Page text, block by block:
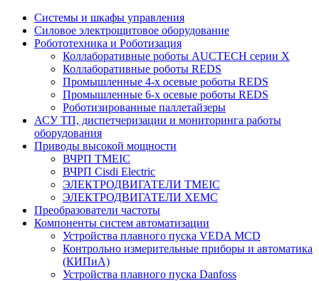
Системы и шкафы управления
Силовое электрощитовое оборудование
Робототехника и Роботизация
Коллаборативные роботы AUCTECH серии Х
Коллаборативные роботы REDS
Промышленные 4-х осевые роботы REDS
Промышленные 6-х осевые роботы REDS
Роботизированные паллетайзеры
АСУ ТП, диспетчеризации и мониторинга работы
оборудования
Приводы высокой мощности
ВЧРП TMEIC
ВЧРП Сisdi Electric
ЭЛЕКТРОДВИГАТЕЛИ TMEIC
ЭЛЕКТРОДВИГАТЕЛИ XEMC
Преобразователи частоты
Компоненты систем автоматизации
Устройства плавного пуска VEDA MCD
Контрольно измерительные приборы и автоматика
(КИПиА)
Устройства плавного пуска Danfoss